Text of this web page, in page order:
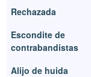
Rechazada
Escondite de
contrabandistas
Alijo de huida